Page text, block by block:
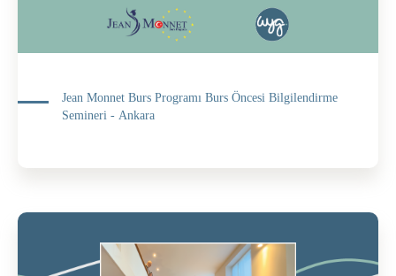
Jean Monnet Burs Programı Burs Öncesi Bilgilendirme
Semineri - Ankara